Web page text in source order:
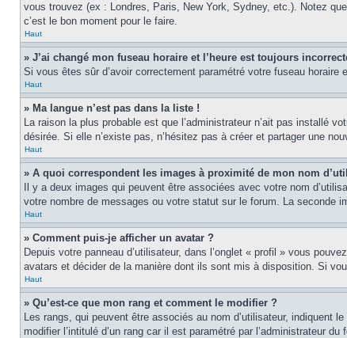
vous trouvez (ex : Londres, Paris, New York, Sydney, etc.). Notez
c’est le bon moment pour le faire.
Haut
» J’ai changé mon fuseau horaire et l’heure est toujours
Si vous êtes sûr d’avoir correctement paramétré votre fuseau horaire
Haut
» Ma langue n’est pas dans la liste !
La raison la plus probable est que l’administrateur n’ait pas installé
désirée. Si elle n’existe pas, n’hésitez pas à créer et partager une
Haut
» A quoi correspondent les images à proximité de mon nom
Il y a deux images qui peuvent être associées avec votre nom
votre nombre de messages ou votre statut sur le forum. La seconde
Haut
» Comment puis-je afficher un avatar ?
Depuis votre panneau d’utilisateur, dans l’onglet « profil » vous
avatars et décider de la manière dont ils sont mis à disposition. Si
Haut
» Qu’est-ce que mon rang et comment le modifier ?
Les rangs, qui peuvent être associés au nom d’utilisateur, indiquent
modifier l’intitulé d’un rang car il est paramétré par l’administrateur